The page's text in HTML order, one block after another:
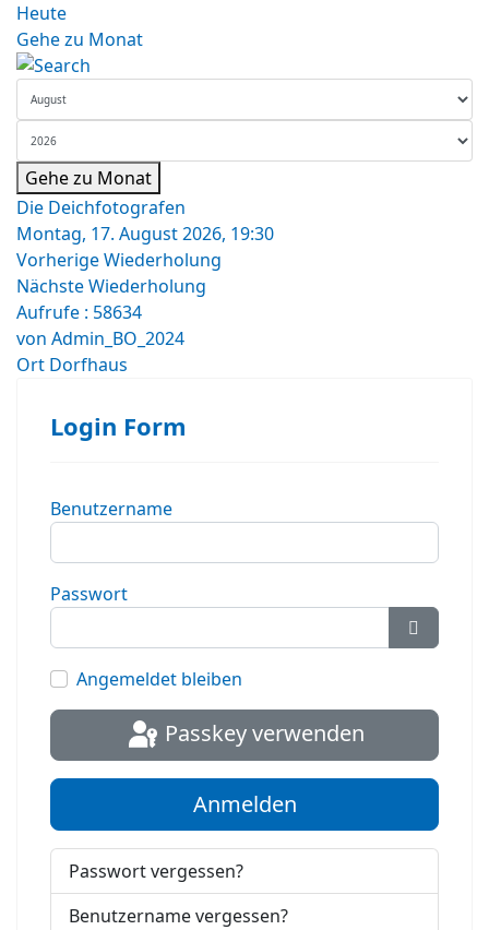
Heute
Gehe zu Monat
Gehe zu Monat
Die Deichfotografen
Montag, 17. August 2026, 19:30
Vorherige Wiederholung
Nächste Wiederholung
Aufrufe : 58634
von Admin_BO_2024
Ort Dorfhaus
Login Form
Benutzername
Passwort
Angemeldet bleiben
Passkey verwenden
Anmelden
Passwort vergessen?
Benutzername vergessen?